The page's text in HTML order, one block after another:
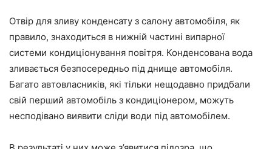
Отвір для зливу конденсату з салону автомобіля, як
правило, знаходиться в нижній частині випарної
системи кондиціонування повітря. Конденсована вода
зливається безпосередньо під днище автомобіля.
Багато автовласників, які тільки нещодавно придбали
свій перший автомобіль з кондиціонером, можуть
несподівано виявити сліди води під автомобілем.